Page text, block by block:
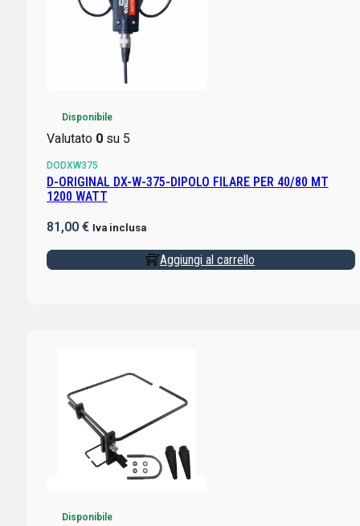
Disponibile
Valutato 0su 5
DODXW375
D-ORIGINAL DX-W-375-DIPOLO FILARE PER 40/80 MT
1200 WATT
81,00 € Iva inclusa
Aggiungi al carrello
Disponibile